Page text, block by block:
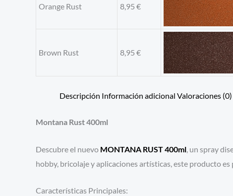
Orange Rust 8,95 €
Brown Rust 8,95 €
Descripción Información adicional Valoraciones (0)
Montana Rust 400ml
Descubre el nuevo MONTANA RUST 400ml , un spray
hobby, bricolaje y aplicaciones artísticas, este producto
Características Principales: